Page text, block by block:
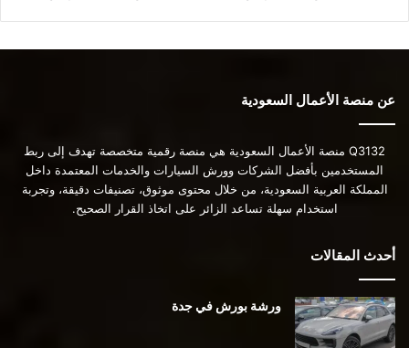
عن منصة الأعمال السعودية
Q3132 منصة الأعمال السعودية هي منصة رقمية متخصصة تهدف إلى ربط
المستخدمين بأفضل الشركات وورش السيارات والخدمات المعتمدة داخل
المملكة العربية السعودية، من خلال محتوى موثوق، تصنيفات دقيقة، وتجربة
استخدام سهلة تساعد الزائر على اتخاذ القرار الصحيح.
أحدث المقالات
ورشة بورش في جدة